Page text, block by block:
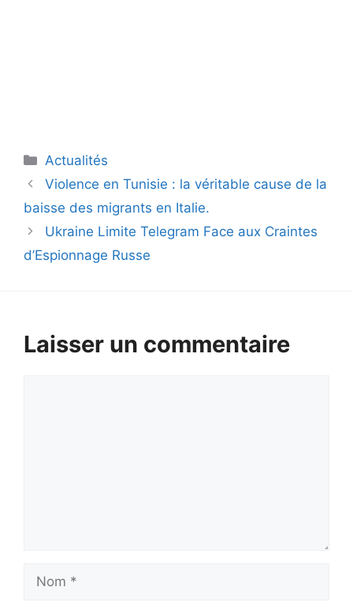
Catégories
Actualités
Violence en Tunisie : la véritable cause de la
baisse des migrants en Italie.
Ukraine Limite Telegram Face aux Craintes
d’Espionnage Russe
Laisser un commentaire